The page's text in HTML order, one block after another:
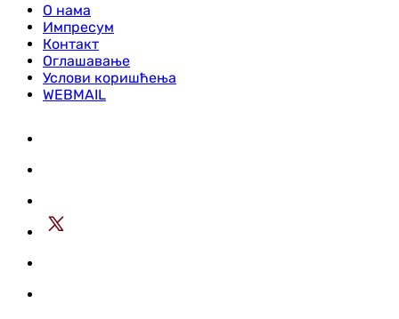
О нама
Импресум
Контакт
Оглашавање
Услови коришћења
WEBMAIL